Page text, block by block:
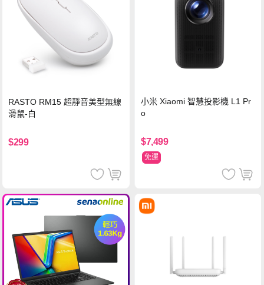
RASTO RM15 超靜音美型無線
滑鼠-白
$299
小米 Xiaomi 智慧投影機 L1 Pr
o
$7,499
免運